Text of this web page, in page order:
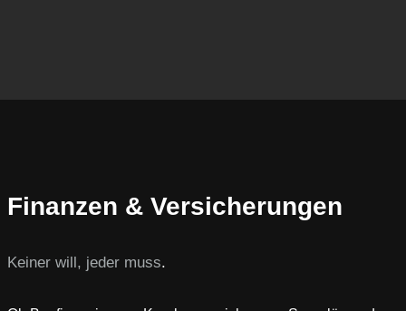
Finanzen & Versicherungen
Keiner will, jeder muss.